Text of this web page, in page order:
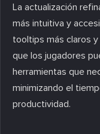
La actualización
más intuitiva y
tooltips más claros y
que los jugadores
herramientas que
minimizando el
productividad.